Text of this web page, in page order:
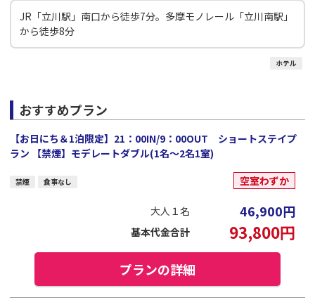
JR「立川駅」南口から徒歩7分。多摩モノレール「立川南駅」
から徒歩8分
ホテル
おすすめプラン
【お日にち＆1泊限定】21：00IN/9：00OUT ショートステイプ
ラン 【禁煙】モデレートダブル(1名～2名1室)
禁煙 食事なし 空室わずか
大人１名 46,900円
基本代金合計 93,800円
プランの詳細